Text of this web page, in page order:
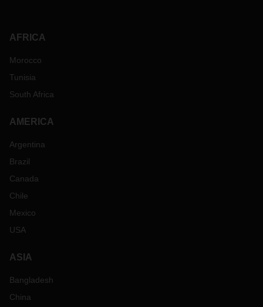
AFRICA
Morocco
Tunisia
South Africa
AMERICA
Argentina
Brazil
Canada
Chile
Mexico
USA
ASIA
Bangladesh
China